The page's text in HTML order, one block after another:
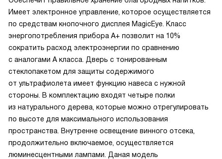
Имеет электронное управление, которое осуществляется
по средствам кнопочного дисплея MagicEye. Класс
энергопотребления прибора А+ позволит на 10%
сократить расход электроэнергии по сравнению
с аналогами А класса. Дверь с тонированным
стеклопакетом для защиты содержимого
от ультрафиолета имеет функцию навеса с нужной
стороны. В комплектацию входят четыре полки
из натурального дерева, которые можно отрегулировать
по высоте для максимального использования
пространства. Внутренне освещение винного отсека,
продолжительно включаемое, осуществляется
люминесцентными лампами. Даная модель